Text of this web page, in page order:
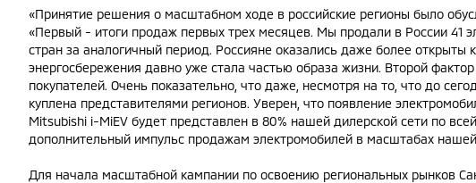
«Принятие решения о масштабном ходе в российские регионы было
«Первый - итоги продаж первых трех месяцев. Мы продали в России 41
стран за аналогичный период. Россияне оказались даже более
энергосбережения давно уже стала частью образа жизни. Второй
покупателей. Очень показательно, что даже, несмотря на то, что до
куплена представителями регионов. Уверен, что появление
Mitsubishi i-MiEV будет представлен в 80% нашей дилерской сети по
дополнительный импульс продажам электромобилей в масштабах
Для начала масштабной кампании по освоению региональных рынков